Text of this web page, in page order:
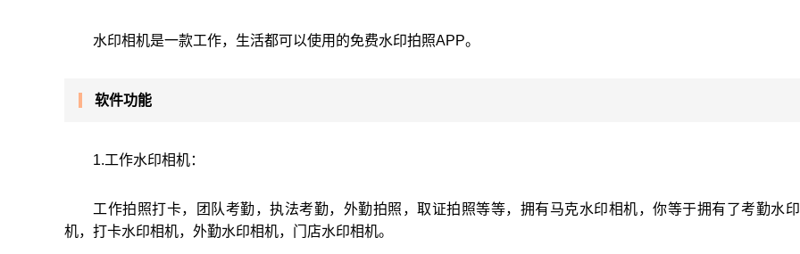
水印相机是一款工作，生活都可以使用的免费水印拍照APP。
软件功能
1.工作水印相机：
工作拍照打卡，团队考勤，执法考勤，外勤拍照，取证拍照等等，拥有马克水印相机，你等于拥有了考勤水
机，打卡水印相机，外勤水印相机，门店水印相机。